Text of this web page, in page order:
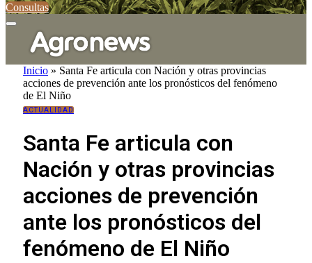
Consultas
Inicio » Santa Fe articula con Nación y otras provincias
acciones de prevención ante los pronósticos del fenómeno
de El Niño
ACTUALIDAD
Santa Fe articula con
Nación y otras provincias
acciones de prevención
ante los pronósticos del
fenómeno de El Niño